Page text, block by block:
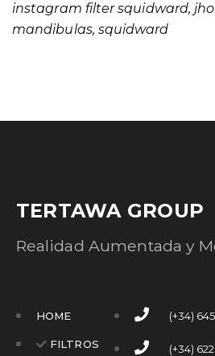
instagram filter squidward,
mandibulas, squidward
TERTAWA GROUP
Realidad Aumentada y
HOME
FILTROS
(+34)
(+34)